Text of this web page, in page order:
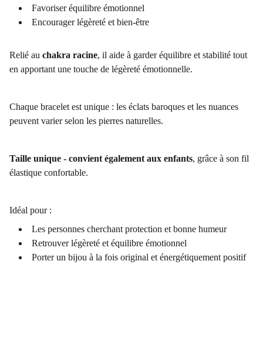
Favoriser équilibre émotionnel
Encourager légèreté et bien-être
Relié au chakra racine, il aide à garder équilibre et stabilité tout
en apportant une touche de légèreté émotionnelle.
Chaque bracelet est unique : les éclats baroques et les nuances
peuvent varier selon les pierres naturelles.
Taille unique - convient également aux enfants, grâce à son fil
élastique confortable.
Idéal pour :
Les personnes cherchant protection et bonne humeur
Retrouver légèreté et équilibre émotionnel
Porter un bijou à la fois original et énergétiquement positif